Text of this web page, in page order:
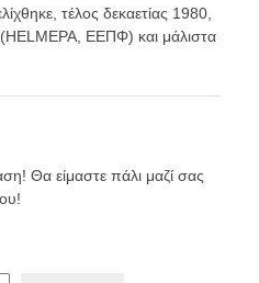
τέλος δεκαετίας 1980,
(HELMEPA, ΕΕΠΦ) και μάλιστα
Θα είμαστε πάλι μαζί σας